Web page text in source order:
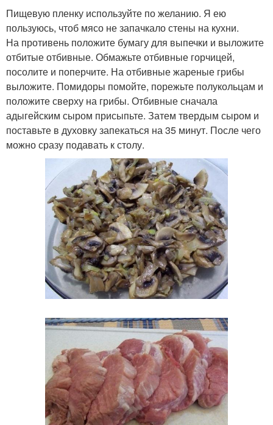
Пищевую пленку используйте по желанию. Я ею
пользуюсь, чтоб мясо не запачкало стены на кухни.
На противень положите бумагу для выпечки и выложите
отбитые отбивные. Обмажьте отбивные горчицей,
посолите и поперчите. На отбивные жареные грибы
выложите. Помидоры помойте, порежьте полукольцам и
положите сверху на грибы. Отбивные сначала
адыгейским сыром присыпьте. Затем твердым сыром и
поставьте в духовку запекаться на 35 минут. После чего
можно сразу подавать к столу.